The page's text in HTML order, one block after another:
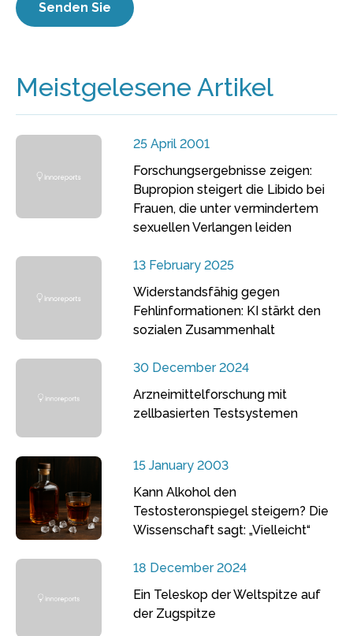
Meistgelesene Artikel
25 April 2001
Forschungsergebnisse zeigen:
Bupropion steigert die Libido bei
Frauen, die unter vermindertem
sexuellen Verlangen leiden
13 February 2025
Widerstandsfähig gegen
Fehlinformationen: KI stärkt den
sozialen Zusammenhalt
30 December 2024
Arzneimittelforschung mit
zellbasierten Testsystemen
15 January 2003
Kann Alkohol den
Testosteronspiegel steigern? Die
Wissenschaft sagt: „Vielleicht“
18 December 2024
Ein Teleskop der Weltspitze auf
der Zugspitze